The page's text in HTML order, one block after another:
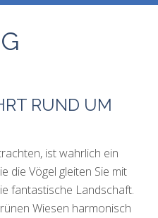
RUND UM
ist wahrlich ein
die Vögel gleiten Sie mit
fantastische Landschaft.
Wiesen harmonisch